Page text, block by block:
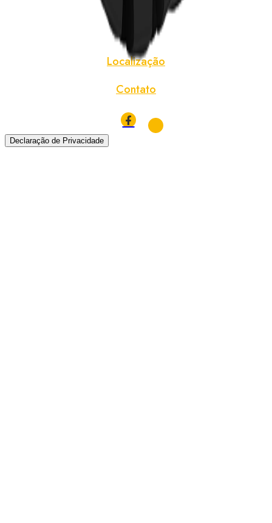
Sobre
Localização
Contato
Declaração de Privacidade